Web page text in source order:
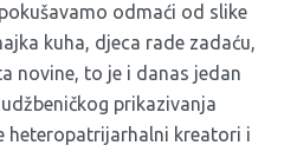
odmaći od slike
kuha, djeca rade zadaću,
novine, to je i danas jedan
prikazivanja
heteropatrijarhalni kreatori i